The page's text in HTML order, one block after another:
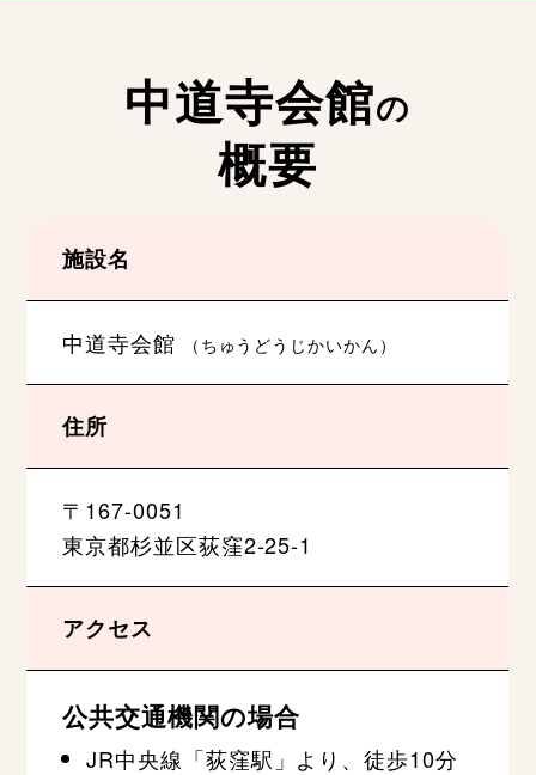
中道寺会館の
概要
施設名
中道寺会館 （ちゅうどうじかいかん）
住所
〒167-0051
東京都杉並区荻窪2-25-1
アクセス
公共交通機関の場合
JR中央線「荻窪駅」より、徒歩10分